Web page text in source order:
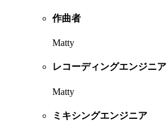
作曲者
Matty
レコーディングエンジニア
Matty
ミキシングエンジニア